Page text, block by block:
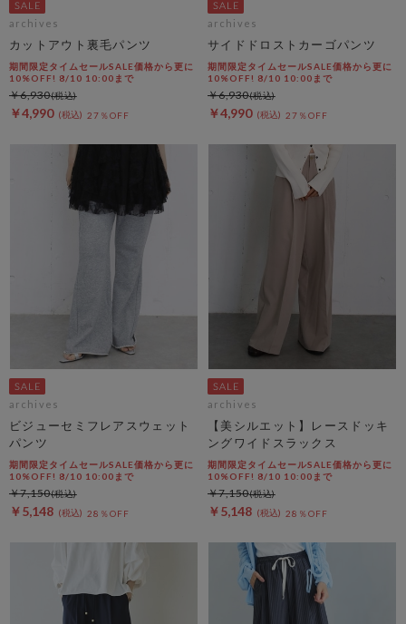
archives
カットアウト裏毛パンツ
期間限定タイムセールSALE価格から更に
10%OFF! 8/10 10:00まで
￥4,990 27％OFF
￥6,930
archives
サイドドロストカーゴパンツ
期間限定タイムセールSALE価格から更に
10%OFF! 8/10 10:00まで
￥4,990 27％OFF
￥6,930
archives
ビジューセミフレアスウェット
パンツ
期間限定タイムセールSALE価格から更に
10%OFF! 8/10 10:00まで
￥5,148 28％OFF
￥7,150
archives
【美シルエット】レースドッキ
ングワイドスラックス
期間限定タイムセールSALE価格から更に
10%OFF! 8/10 10:00まで
￥5,148 28％OFF
￥7,150